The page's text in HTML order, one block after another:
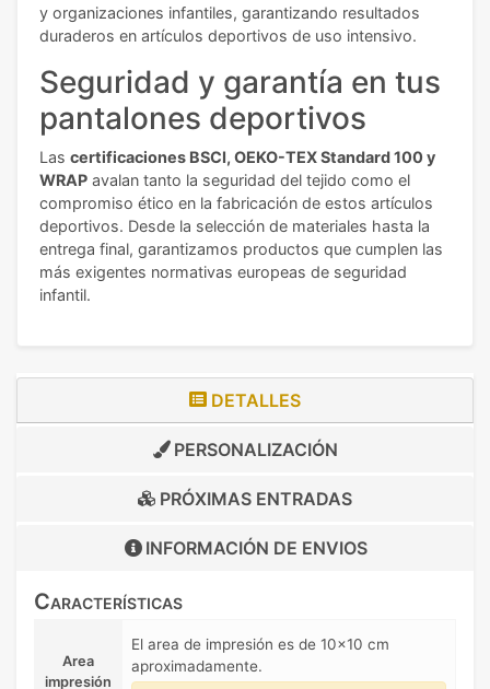
y organizaciones infantiles, garantizando resultados
duraderos en artículos deportivos de uso intensivo.
Seguridad y garantía en tus
pantalones deportivos
Las certificaciones BSCI, OEKO-TEX Standard 100 y
WRAP avalan tanto la seguridad del tejido como el
compromiso ético en la fabricación de estos artículos
deportivos. Desde la selección de materiales hasta la
entrega final, garantizamos productos que cumplen las
más exigentes normativas europeas de seguridad
infantil.
DETALLES
PERSONALIZACIÓN
PRÓXIMAS ENTRADAS
INFORMACIÓN DE ENVIOS
Características
Area
impresión
El area de impresión es de 10x10 cm
aproximadamente.